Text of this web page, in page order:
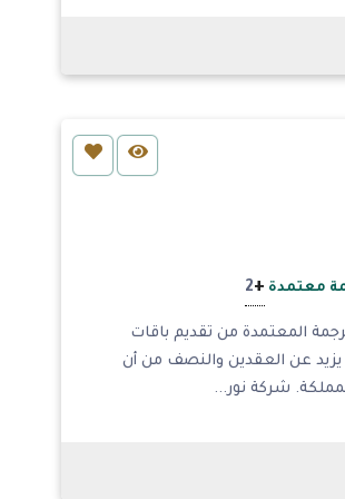
معتمدة +
2
المعتمدة من تقديم باقات
يزيد عن العقدين والنصف من أن
شركة نور...